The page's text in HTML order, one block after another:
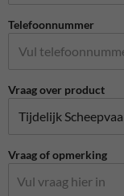
Telefoonnummer
Vraag over product
Vraag of opmerking